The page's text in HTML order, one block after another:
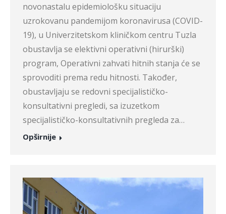
novonastalu epidemiološku situaciju
uzrokovanu pandemijom koronavirusa (COVID-
19), u Univerzitetskom kliničkom centru Tuzla
obustavlja se elektivni operativni (hirurški)
program, Operativni zahvati hitnih stanja će se
sprovoditi prema redu hitnosti. Također,
obustavljaju se redovni specijalističko-
konsultativni pregledi, sa izuzetkom
specijalističko-konsultativnih pregleda za…
Opširnije